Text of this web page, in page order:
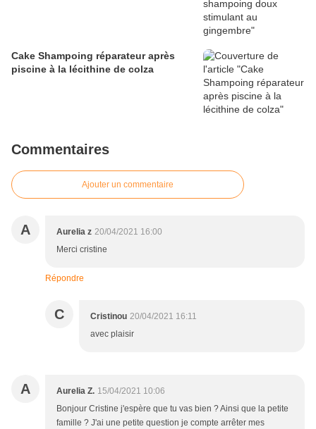
Cake Shampoing réparateur après
piscine à la lécithine de colza
Commentaires
Ajouter un commentaire
A Aurelia z 20/04/2021 16:00
Merci cristine
Répondre
C Cristinou 20/04/2021 16:11
avec plaisir
A Aurelia Z. 15/04/2021 10:06
Bonjour Cristine j'espère que tu vas bien ? Ainsi que la petite
famille ? J'ai une petite question je compte arrêter mes